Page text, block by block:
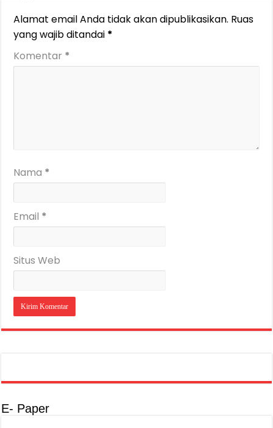
Alamat email Anda tidak akan dipublikasikan. Ruas
yang wajib ditandai *
Komentar *
Nama *
Email *
Situs Web
E- Paper